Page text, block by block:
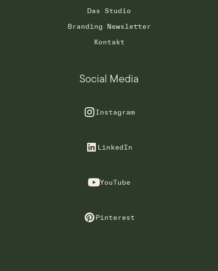
Das Studio
Branding Newsletter
Kontakt
Social Media
Instagram
LinkedIn
YouTube
Pinterest